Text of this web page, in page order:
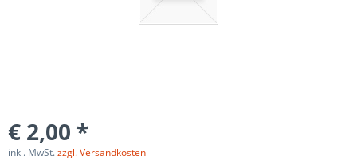
€ 2,00 *
inkl. MwSt.zzgl. Versandkosten